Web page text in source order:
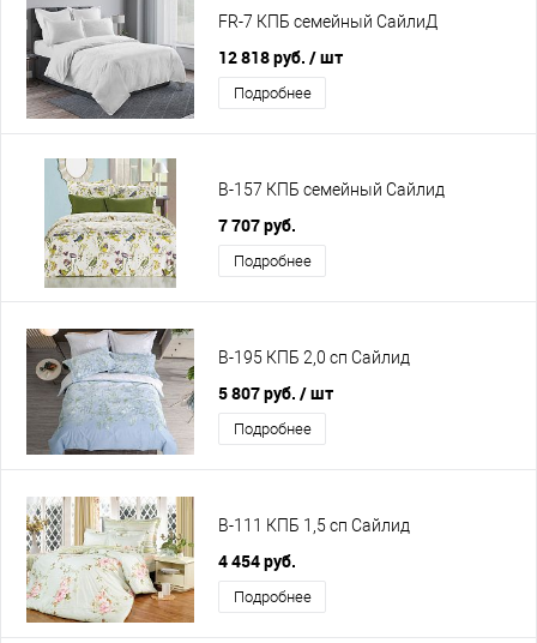
FR-7 КПБ семейный СайлиД
12 818 руб. / шт
Подробнее
B-157 КПБ семейный Сайлид
7 707 руб.
Подробнее
B-195 КПБ 2,0 сп Сайлид
5 807 руб. / шт
Подробнее
B-111 КПБ 1,5 сп Сайлид
4 454 руб.
Подробнее